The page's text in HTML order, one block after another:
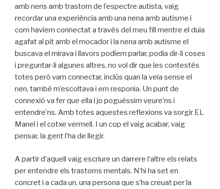
amb nens amb trastorn de l’espectre autista, vaig
recordar una experiència amb una nena amb autisme i
com havíem connectat a través del meu fill mentre el duia
agafat al pit amb el mocador i la nena amb autisme el
buscava el mirava i llavors podíem parlar, podia dir-li coses
i preguntar-li algunes altres, no vol dir que les contestés
totes però vam connectar, inclús quan la veia sense el
nen, també m’escoltava i em responia. Un punt de
connexió va fer que ella i jo poguéssim veure’ns i
entendre’ns. Amb totes aquestes reflexions va sorgir EL
Manel i el cotxe vermell. I un cop el vaig acabar, vaig
pensar, la gent l’ha de llegir.
A partir d’aquell vaig escriure un darrere l’altre els relats
per entendre els trastorns mentals. N’hi ha set en
concret i a cada un, una persona que s’ha creuat per la